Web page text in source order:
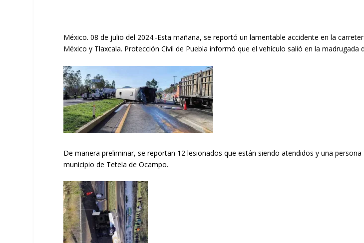
México. 08 de julio del 2024.-Esta mañana, se reportó un lamentable accidente en la
México y Tlaxcala. Protección Civil de Puebla informó que el vehículo salió en la madrugada
De manera preliminar, se reportan 12 lesionados que están siendo atendidos y una
municipio de Tetela de Ocampo.